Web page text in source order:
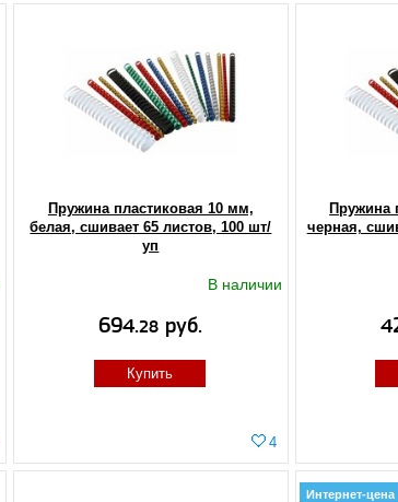
Пружина пластиковая 10 мм,
белая, сшивает 65 листов, 100 шт/
уп
В наличии
4
694.28 руб.
Купить
Пружина
черная,
Интернет-цена